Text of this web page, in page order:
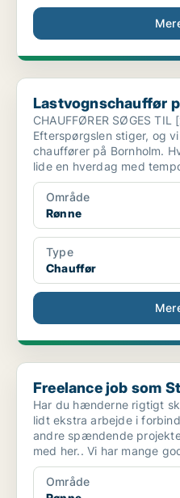
Lastvognschauffør på
Lastvognschauffør
CHAUFFØRER SØGES
Efterspørgslen stiger, og
chauffører på Bornholm.
lide en hverdag med
Område
Rønne
Type
Chauffør
Freelance job som Stevedore,
Freelance job som
Har du hænderne rigtigt
lidt ekstra arbejde i
andre spændende
med her.. Vi har mange
Område